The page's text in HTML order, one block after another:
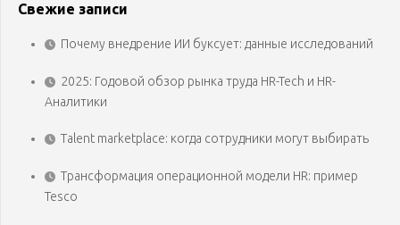
Свежие записи
Почему внедрение ИИ буксует: данные исследований
2025: Годовой обзор рынка труда HR-Tech и HR-
Аналитики
Talent marketplace: когда сотрудники могут выбирать
Трансформация операционной модели HR: пример
Tesco